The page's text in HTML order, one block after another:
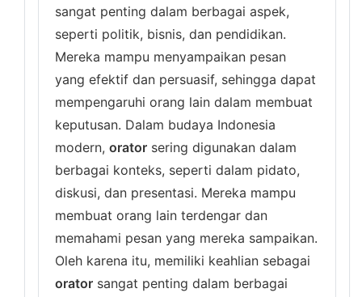
sangat penting dalam berbagai aspek,
seperti politik, bisnis, dan pendidikan.
Mereka mampu menyampaikan pesan
yang efektif dan persuasif, sehingga dapat
mempengaruhi orang lain dalam membuat
keputusan. Dalam budaya Indonesia
modern, orator sering digunakan dalam
berbagai konteks, seperti dalam pidato,
diskusi, dan presentasi. Mereka mampu
membuat orang lain terdengar dan
memahami pesan yang mereka sampaikan.
Oleh karena itu, memiliki keahlian sebagai
orator sangat penting dalam berbagai